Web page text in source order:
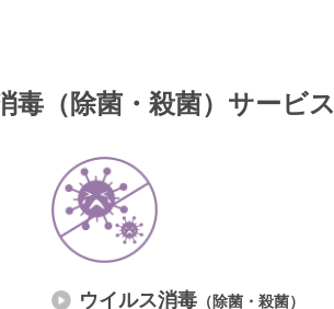
（除菌・殺菌）サービス
ウイルス消毒 （除菌・殺菌）